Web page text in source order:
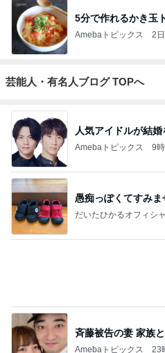
5分で作れるかき玉
Amebaトピックス 2
芸能人・有名人ブログ TOPへ
人気アイドルが結
Amebaトピックス 9
愚痴っぽくてすみま
だいたひかるオフィシ
斉藤被告の妻 家族
Amebaトピックス 23